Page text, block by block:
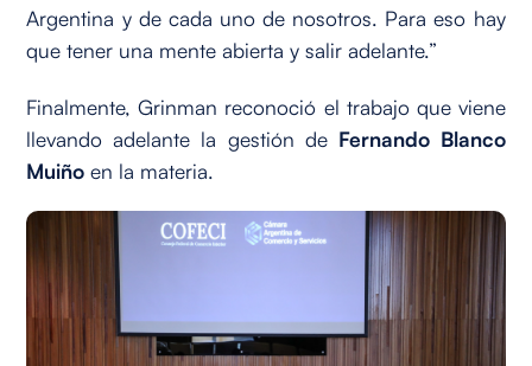
Argentina y de cada uno de nosotros. Para eso hay
que tener una mente abierta y salir adelante.”
Finalmente, Grinman reconoció el trabajo que viene
llevando adelante la gestión de Fernando Blanco
Muiño en la materia.